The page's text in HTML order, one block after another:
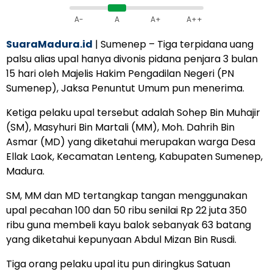
A- A A+ A++
SuaraMadura.id | Sumenep – Tiga terpidana uang
palsu alias upal hanya divonis pidana penjara 3 bulan
15 hari oleh Majelis Hakim Pengadilan Negeri (PN
Sumenep), Jaksa Penuntut Umum pun menerima.
Ketiga pelaku upal tersebut adalah Sohep Bin Muhajir
(SM), Masyhuri Bin Martali (MM), Moh. Dahrih Bin
Asmar (MD) yang diketahui merupakan warga Desa
Ellak Laok, Kecamatan Lenteng, Kabupaten Sumenep,
Madura.
SM, MM dan MD tertangkap tangan menggunakan
upal pecahan 100 dan 50 ribu senilai Rp 22 juta 350
ribu guna membeli kayu balok sebanyak 63 batang
yang diketahui kepunyaan Abdul Mizan Bin Rusdi.
Tiga orang pelaku upal itu pun diringkus Satuan